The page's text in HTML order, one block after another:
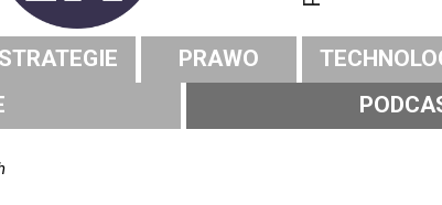
STRATEGIE PRAWO